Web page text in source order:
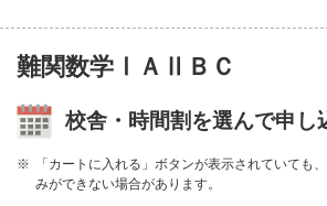
難関数学ⅠＡⅡＢＣ
校舎・時間割を選んで申し
「カートに入れる」ボタンが表示されていても
みができない場合があります。